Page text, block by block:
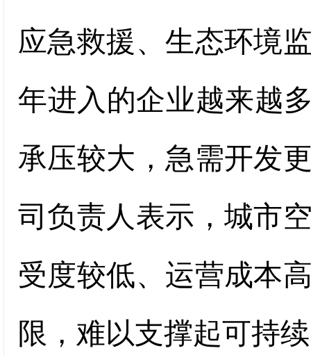
应急救援、生态环境
年进入的企业越来越
承压较大，急需开发
司负责人表示，城市
受度较低、运营成本
限，难以支撑起可持